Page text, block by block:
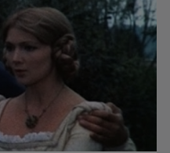
cum salvarea era mereu